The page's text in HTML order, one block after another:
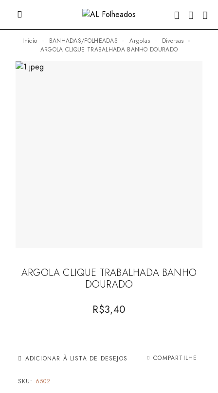
Início BANHADAS/FOLHEADAS Argolas
Diversas
ARGOLA CLIQUE TRABALHADA BANHO DOURADO
ARGOLA CLIQUE TRABALHADA BANHO
DOURADO
R$3,40
ADICIONAR À LISTA DE DESEJOS COMPARTILHE
SKU: 6502